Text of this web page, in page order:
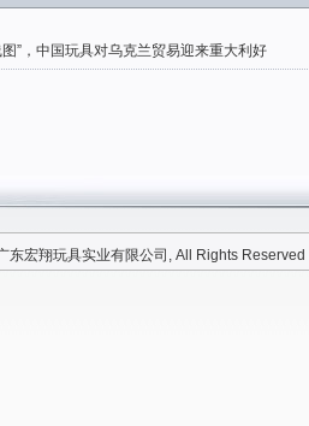
”，中国玩具对乌克兰贸易迎来重大利好
东宏翔玩具实业有限公司 , All Rights Reserved